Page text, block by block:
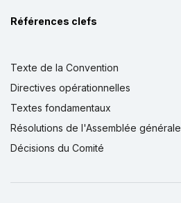
Références clefs
Texte de la Convention
Directives opérationnelles
Textes fondamentaux
Résolutions de l'Assemblée générale
Décisions du Comité